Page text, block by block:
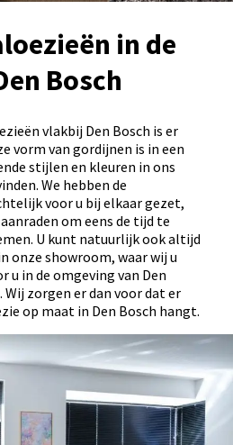
in de
Bosch
vlakbij Den Bosch is er
vorm van gordijnen is in een
stijlen en kleuren in ons
We hebben de
voor u bij elkaar gezet,
om eens de tijd te
U kunt natuurlijk ook altijd
onze showroom, waar wij u
u in de omgeving van Den
Wij zorgen er dan voor dat er
op maat in Den Bosch hangt.